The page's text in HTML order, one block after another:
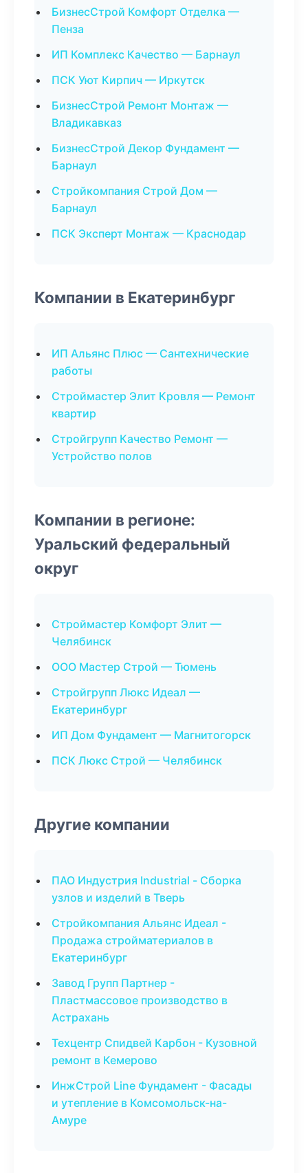
БизнесСтрой Комфорт Отделка —
Пенза
ИП Комплекс Качество — Барнаул
ПСК Уют Кирпич — Иркутск
БизнесСтрой Ремонт Монтаж —
Владикавказ
БизнесСтрой Декор Фундамент —
Барнаул
Стройкомпания Строй Дом —
Барнаул
ПСК Эксперт Монтаж — Краснодар
Компании в Екатеринбург
ИП Альянс Плюс — Сантехнические
работы
Строймастер Элит Кровля — Ремонт
квартир
Стройгрупп Качество Ремонт —
Устройство полов
Компании в регионе:
Уральский федеральный
округ
Строймастер Комфорт Элит —
Челябинск
ООО Мастер Строй — Тюмень
Стройгрупп Люкс Идеал —
Екатеринбург
ИП Дом Фундамент — Магнитогорск
ПСК Люкс Строй — Челябинск
Другие компании
ПАО Индустрия Industrial - Сборка
узлов и изделий в Тверь
Стройкомпания Альянс Идеал -
Продажа стройматериалов в
Екатеринбург
Завод Групп Партнер -
Пластмассовое производство в
Астрахань
Техцентр Спидвей Карбон - Кузовной
ремонт в Кемерово
ИнжСтрой Line Фундамент - Фасады
и утепление в Комсомольск-на-
Амуре